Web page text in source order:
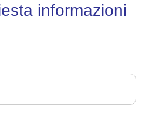
informazioni